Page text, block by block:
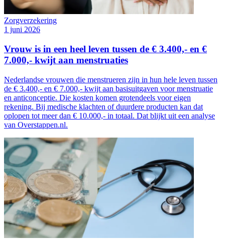
Zorgverzekering
1 juni 2026
Vrouw is in een heel leven tussen de € 3.400,- en €
7.000,- kwijt aan menstruaties
Nederlandse vrouwen die menstrueren zijn in hun hele leven tussen
de € 3.400,- en € 7.000,- kwijt aan basisuitgaven voor menstruatie
en anticonceptie. Die kosten komen grotendeels voor eigen
rekening. Bij medische klachten of duurdere producten kan dat
oplopen tot meer dan € 10.000,- in totaal. Dat blijkt uit een analyse
van Overstappen.nl.